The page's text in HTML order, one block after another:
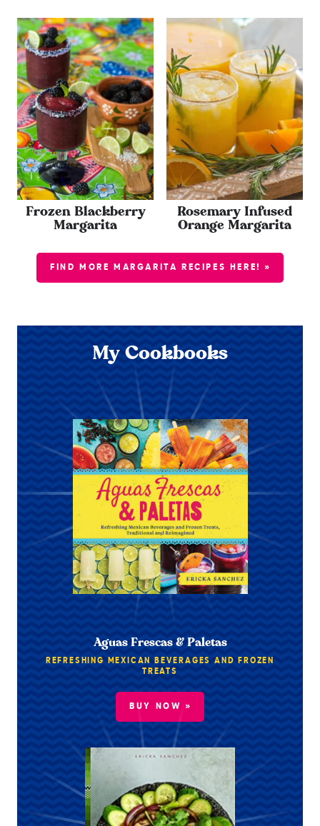
Frozen Blackberry
Margarita
Rosemary Infused
Orange Margarita
FIND MORE MARGARITA RECIPES HERE! »
My Cookbooks
Aguas Frescas & Paletas
REFRESHING MEXICAN BEVERAGES AND FROZEN
TREATS
BUY NOW »